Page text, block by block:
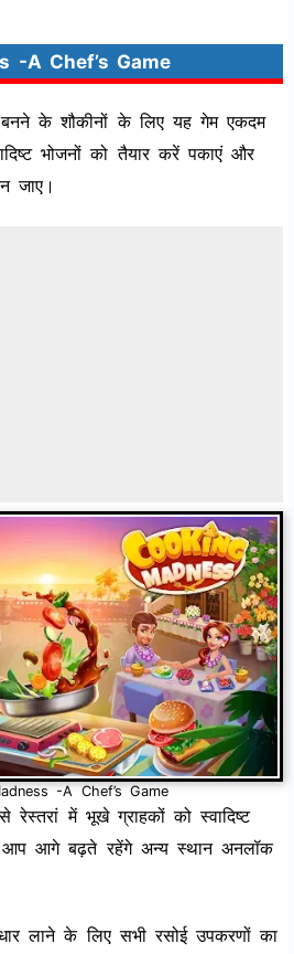
-A Chef’s Game
के शौकीनों के लिए यह गेम एकदम
भोजनों को तैयार करें पकाएं और
जाए।
-A Chef’s Game
में भूखे ग्राहकों को स्वादिष्ट
आगे बढ़ते रहेंगे अन्य स्थान अनलॉक
लाने के लिए सभी रसोई उपकरणों का